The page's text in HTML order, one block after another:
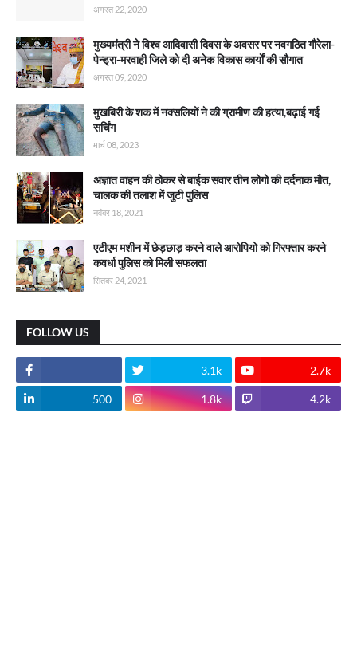
अगस्त 22, 2020
मुख्यमंत्री ने विश्व आदिवासी दिवस के अवसर पर नवगठित गौरेला-
पेन्ड्रा-मरवाही जिले को दी अनेक विकास कार्याें की सौगात
अगस्त 09, 2020
मुखबिरी के शक में नक्सलियों ने की ग्रामीण की हत्या,बढ़ाई गई
सर्चिंग
मार्च 08, 2023
अज्ञात वाहन की ठोकर से बाईक सवार तीन लोगो की दर्दनाक मौत,
चालक की तलाश में जुटी पुलिस
नवंबर 18, 2021
एटीएम मशीन में छेड़छाड़ करने वाले आरोपियो को गिरफ्तार करने
कवर्धा पुलिस को मिली सफलता
सितंबर 24, 2021
FOLLOW US
3.1k 2.7k
500 1.8k 4.2k